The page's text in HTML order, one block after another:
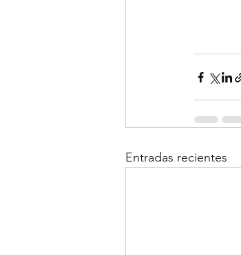
Entradas recientes